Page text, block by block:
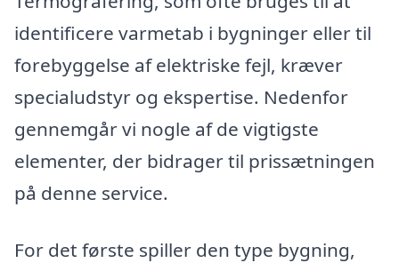
identificere varmetab i bygninger eller til
forebyggelse af elektriske fejl, kræver
specialudstyr og ekspertise. Nedenfor
gennemgår vi nogle af de vigtigste
elementer, der bidrager til prissætningen
på denne service.
For det første spiller den type bygning,